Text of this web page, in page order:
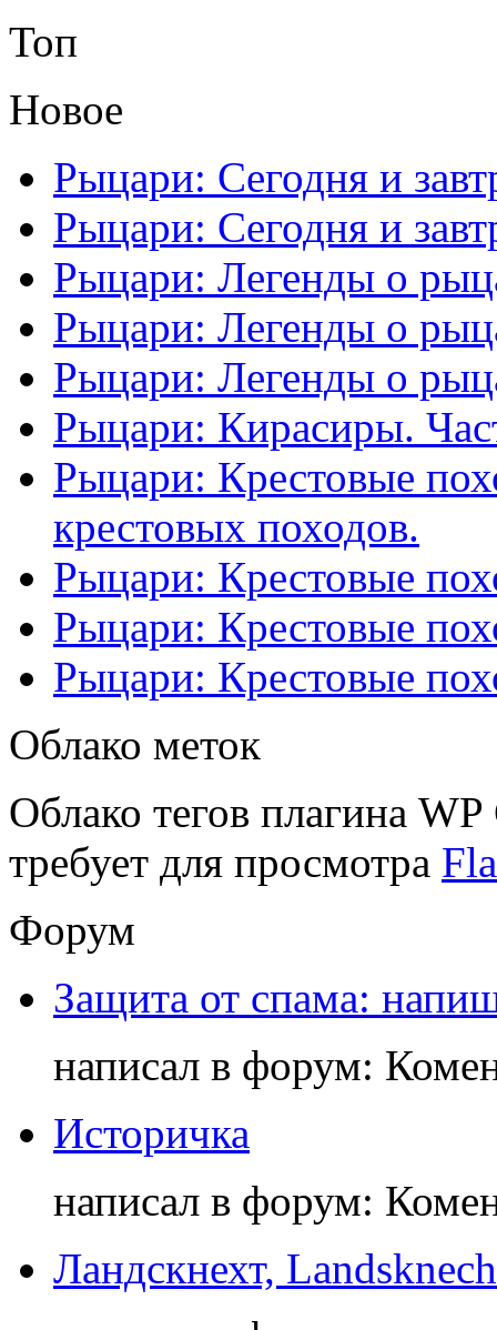
Топ
Новое
Рыцари: Сегодня и
Рыцари: Сегодня и
Рыцари: Легенды о
Рыцари: Легенды о
Рыцари: Легенды о
Рыцари: Кирасиры.
Рыцари: Крестовые
крестовых походов.
Рыцари: Крестовые
Рыцари: Крестовые
Рыцари: Крестовые
Облако меток
Облако тегов плагина
требует для просмотра
Форум
Защита от спама:
написал в форум:
Историчка
написал в форум:
Ландскнехт,